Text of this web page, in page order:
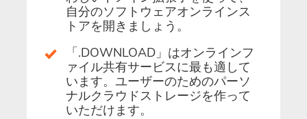
自分のソフトウェアオンラインス
トアを開きましょう。
「.DOWNLOAD」はオンラインフ
ァイル共有サービスに最も適して
います。ユーザーのためのパーソ
ナルクラウドストレージを作って
いただけます。